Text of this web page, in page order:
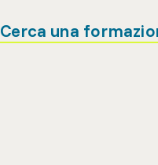
Cerca una